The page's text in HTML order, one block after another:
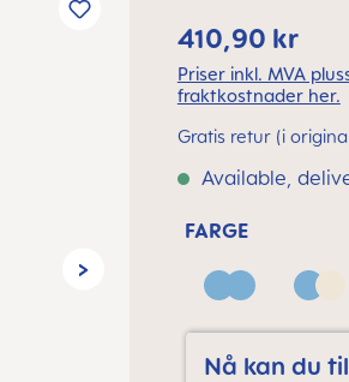
410,90 kr
Priser inkl. MVA
fraktkostnader her.
Gratis retur (i
Available,
FARGE
Blue
Nå kan du